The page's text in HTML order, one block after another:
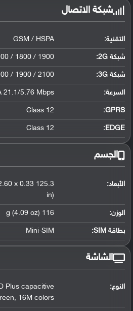
شبكة الاتصال
التقنية: GSM / HSPA
شبكة 2G: / 1800 / 1900
شبكة 3G :
/ 1900 / 2100
السرعة: 21.1/5.76 Mbps
GPRS:
Class 12
EDGE:
Class 12
الجسم
الأبعاد:
2.60 x 0.33
in)
الوزن: 116 g (4.09 oz)
بطاقة SIM: Mini-SIM
الشاشة
النوع:
Plus capacitive
16M colors